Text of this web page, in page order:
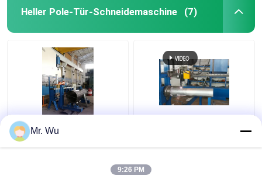
Heller Pole-Tür-Schneidemaschine (7)
Modell 680/2000 Tür-
Schneidemaschine Cnc
Aluminium-Oktagonale
Mr. Wu
9:26 PM